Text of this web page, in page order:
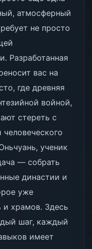
атмосферный
не просто
Разработанная
вас на
где древняя
войной,
стереть с
ученик
— собрать
династии и
уже
и храмов. Здесь
шаг, каждый
имеет